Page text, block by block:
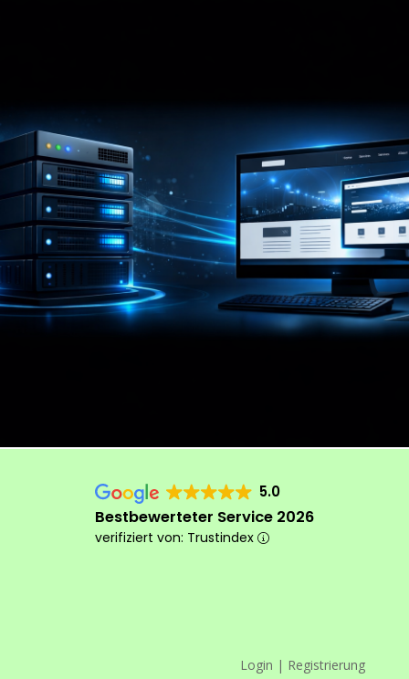
5.0
Bestbewerteter Service 2026
verifiziert von: Trustindex
Login | Registrierung